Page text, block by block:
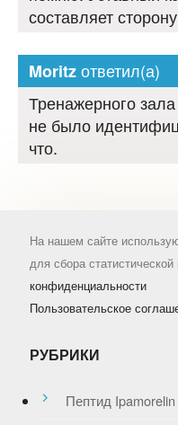
составляет
Moritzответил(а)
Тренажерного
не было
что.
На нашем сайте
для сбора
конфиденциальности
Пользовательское
РУБРИКИ
Пептид Ipamorelin